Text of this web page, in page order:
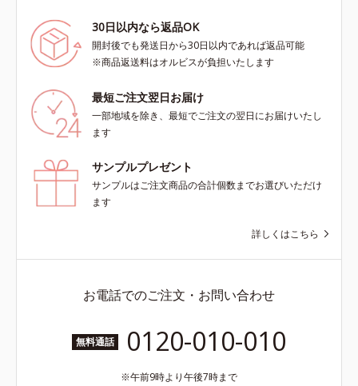
30日以内なら返品OK
開封後でも発送日から30日以内であれば返品可能
※商品返送料はオルビスが負担いたします
最短ご注文翌日お届け
一部地域を除き、最短でご注文の翌日にお届けいたし
ます
サンプルプレゼント
サンプルはご注文商品の合計個数までお選びいただけ
ます
詳しくはこちら
お電話でのご注文・お問い合わせ
無料通話 0120-010-010
午前9時より午後7時まで